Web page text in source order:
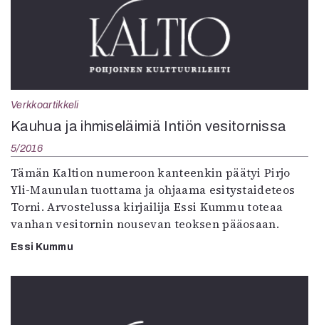
Verkkoartikkeli
Kauhua ja ihmiseläimiä Intiön vesitornissa
5/2016
Tämän Kaltion numeroon kanteenkin päätyi Pirjo
Yli-Maunulan tuottama ja ohjaama esitystaideteos
Torni. Arvostelussa kirjailija Essi Kummu toteaa
vanhan vesitornin nousevan teoksen pääosaan.
Essi Kummu